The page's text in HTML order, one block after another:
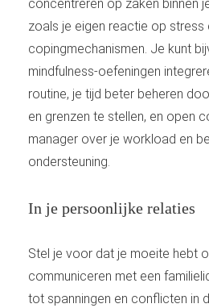
concentreren op zaken binnen
zoals je eigen reactie op stress
copingmechanismen. Je kunt
mindfulness-oefeningen
routine, je tijd beter beheren
en grenzen te stellen, en open
manager over je workload en
ondersteuning.
In je persoonlijke relaties
Stel je voor dat je moeite hebt
communiceren met een
tot spanningen en conflicten in